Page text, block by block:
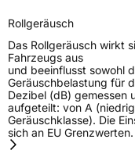
Rollgeräusch
Das Rollgeräusch wirkt
Fahrzeugs aus
und beeinflusst sowohl
Geräuschbelastung für
Dezibel (dB) gemessen
aufgeteilt: von A
Geräuschklasse). Die
sich an EU Grenzwerten.